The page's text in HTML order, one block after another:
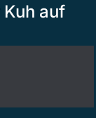
auf